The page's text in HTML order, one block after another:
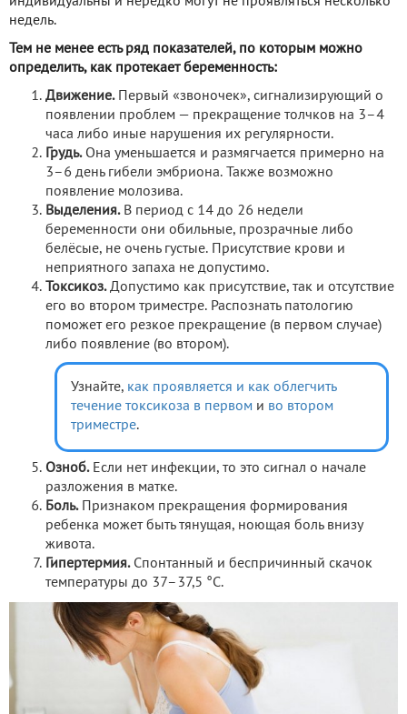
недель.
Тем не менее есть ряд показателей, по которым можно
определить, как протекает беременность:
Движение.Первый «звоночек», сигнализирующий о
появлении проблем — прекращение толчков на 3–4
часа либо иные нарушения их регулярности.
Грудь.Она уменьшается и размягчается примерно на
3–6 день гибели эмбриона. Также возможно
появление молозива.
Выделения.В период с 14 до 26 недели
беременности они обильные, прозрачные либо
белёсые, не очень густые. Присутствие крови и
неприятного запаха не допустимо.
Токсикоз.Допустимо как присутствие, так и отсутствие
его во втором триместре. Распознать патологию
поможет его резкое прекращение (в первом случае)
либо появление (во втором).
Узнайте, как проявляется и как облегчить
течение токсикоза в первом и во втором
триместре.
Озноб.Если нет инфекции, то это сигнал о начале
разложения в матке.
Боль.Признаком прекращения формирования
ребенка может быть тянущая, ноющая боль внизу
живота.
Гипертермия.Спонтанный и беспричинный скачок
температуры до 37–37,5 °С.